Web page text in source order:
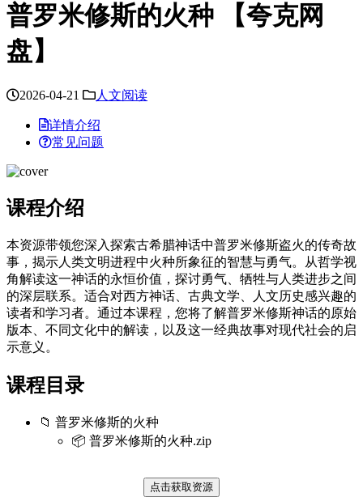
普罗米修斯的火种 【夸克网
盘】
2026-04-21 人文阅读
详情介绍
常见问题
课程介绍
本资源带领您深入探索古希腊神话中普罗米修斯盗火的传奇故
事，揭示人类文明进程中火种所象征的智慧与勇气。从哲学视
角解读这一神话的永恒价值，探讨勇气、牺牲与人类进步之间
的深层联系。适合对西方神话、古典文学、人文历史感兴趣的
读者和学习者。通过本课程，您将了解普罗米修斯神话的原始
版本、不同文化中的解读，以及这一经典故事对现代社会的启
示意义。
课程目录
📁 普罗米修斯的火种
📦 普罗米修斯的火种.zip
点击获取资源